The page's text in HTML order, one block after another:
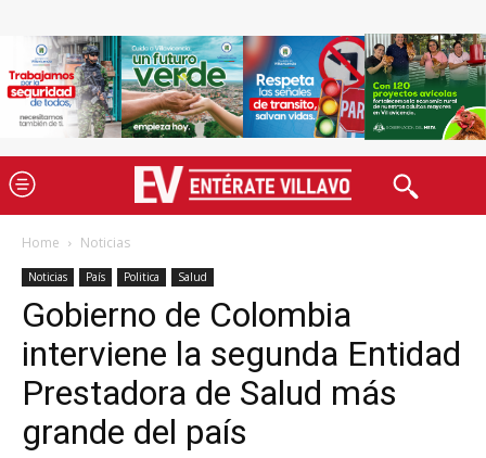
Home Noticias
Noticias País Politica Salud
Gobierno de Colombia
interviene la segunda Entidad
Prestadora de Salud más
grande del país